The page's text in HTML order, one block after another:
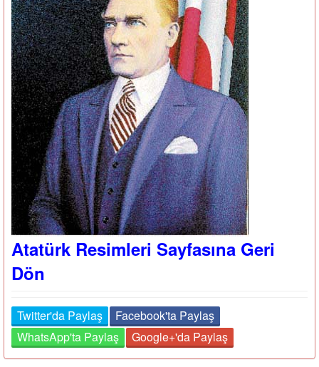
Atatürk Resimleri Sayfasına Geri
Dön
Twitter'da Paylaş
Facebook'ta Paylaş
WhatsApp'ta Paylaş
Google+'da Paylaş